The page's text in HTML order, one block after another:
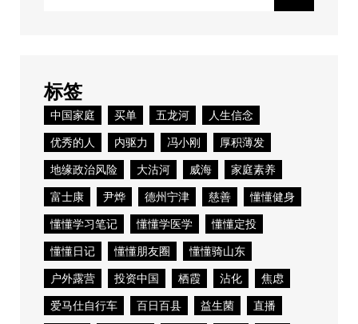
标签
中国家庭 买单 五龙河
人生信念
优秀的人
内驱力 冯小刚
厚积薄发
地缘政治风险
大沽河 威海
家庭素养
富士康
尹烨 德州宁津 慈善
懂懂健身
懂懂学习笔记
懂懂学医学
懂懂定投
懂懂日记
懂懂朋友圈
懂懂骑山东
户外露营
投资中国 栖霞 沾化
焦虑
爱马仕自行车
百日百县 益生菌 直播